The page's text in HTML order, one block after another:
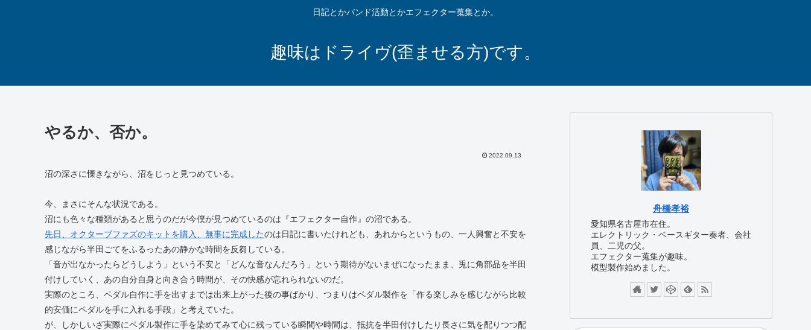
日記とかバンド活動とかエフェクター蒐集とか。
趣味はドライヴ(歪ませる方)です。
やるか、否か。
2022.09.13
沼の深さに慄きながら、沼をじっと見つめている。
今、まさにそんな状況である。
沼にも色々な種類があると思うのだが今僕が見つめているのは『エフェクター自作』の沼である。
先日、オクターブファズのキットを購入、無事に完成したのは日記に書いたけれども、あれからというもの、一人興奮と不安を
感じながら半田ごてをふるったあの静かな時間を反芻している。
「音が出なかったらどうしよう」という不安と「どんな音なんだろう」という期待がないまぜになったまま、兎に角部品を半田
付けしていく、あの自分自身と向き合う時間が、その快感が忘れられないのだ。
実際のところ、ペダル自作に手を出すまでは出来上がった後の事ばかり、つまりはペダル製作を「作る楽しみを感じながら比較
的安価にペダルを手に入れる手段」と考えていた。
が、しかしいざ実際にペダル製作に手を染めてみて心に残っている瞬間や時間は、抵抗を半田付けしたり長さに気を配りつつ配
舟橋孝裕
愛知県名古屋市在住。
エレクトリック・ベースギター奏者、会社
員、二児の父。
エフェクター蒐集が趣味。
模型製作始めました。